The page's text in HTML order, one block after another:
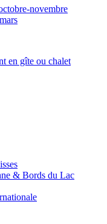
novembre
en gîte ou chalet
& Bords du Lac